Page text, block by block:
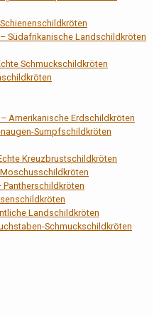
Südafrikanische Landschildkröten
Schmuckschildkröten
Amerikanische Erdschildkröten
Sumpfschildkröten
Kreuzbrustschildkröten
Landschildkröten
Schmuckschildkröten